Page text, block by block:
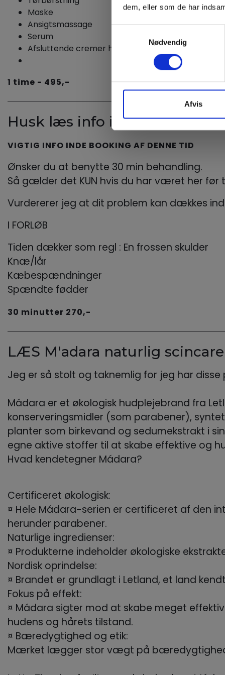
dem, eller som de har
Nødvendig
Afvis
Maske
Ansigtsmassage
Serum
Afsluttende cremer hvad der bliver anbefalet
1 time - 495,-
Husk læs info inden booking.
VIGTIG INFO INDE BOOKING AF DENNE TID
Ønsker du at benytte 30 min behandling.
Så gælder det KUN hvis du har været her før
Vurdererer jeg at dit problem kan dækkes ind
I FORLØB
Tiden dækker som regl : En frossen skulder
Knæ/lår
Kæbespændninger
Spændte fødder
30 minutter 270,-
LÆS M'adara naturlig
Jeg er så stolt og taknemlig for jeg har disse
Mádara er et økologisk hudplejebrand fra
konserveringsmidler (som parabener),
planter som birkevand og sedumekstrakt i
egne aktive stoffer til at skabe effektive og
Hvad kendetegner Mádara?
Certificeret økologisk:
¤ Hele Mádara-serien er certificeret af den
herunder parabener.
Naturlige ingredienser:
¤ Produkterne indeholder økologiske
Nordisk oprindelse:
¤ Brandet er grundlagt i Letland, et land
Fokus på effekt:
¤ Mádara sigter mod at skabe meget
hudens og hårets tilstand.
¤ Bæredygtighed og etik:
Mærket lægger stor vægt på bæredygtighed